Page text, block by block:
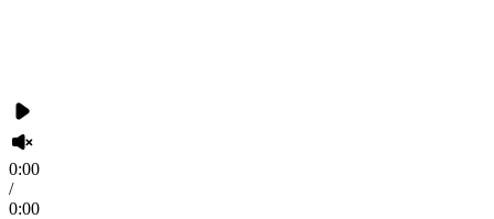
0:00
/
0:00